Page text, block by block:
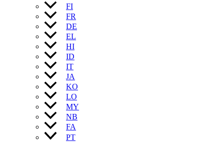
FI
FR
DE
EL
HI
ID
IT
JA
KO
LO
MY
NB
FA
PT